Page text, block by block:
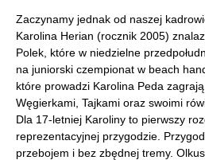
Zaczynamy jednak od naszej
Karolina Herian (rocznik 2005)
Polek, które w niedzielne
na juniorski czempionat w beach
które prowadzi Karolina Peda
Węgierkami, Tajkami oraz swoimi
Dla 17-letniej Karoliny to pierwszy
reprezentacyjnej przygodzie.
przebojem i bez zbędnej tremy.